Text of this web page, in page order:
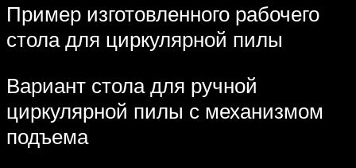
Пример изготовленного рабочего
стола для циркулярной пилы
Вариант стола для ручной
циркулярной пилы с механизмом
подъема